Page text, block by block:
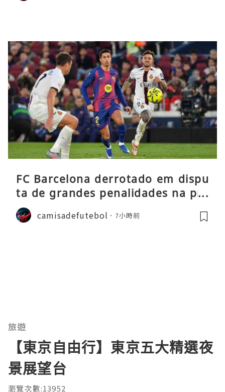
FC Barcelona derrotado em dispu
ta de grandes penalidades na pré
-época
camisadefutebol 7小時前
旅遊
【東京自由行】東京五大精選夜
景展望台
瀏覽次數:13952